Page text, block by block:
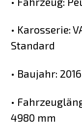
• Karosserie:
Standard
• Baujahr:
•
4980 mm